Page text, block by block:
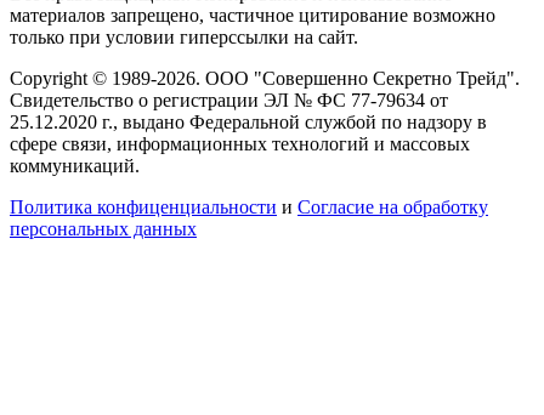
материалов запрещено, частичное цитирование возможно
только при условии гиперссылки на сайт.
Copyright © 1989-2026. ООО "Совершенно Секретно Трейд".
Свидетельство о регистрации ЭЛ № ФС 77-79634 от
25.12.2020 г., выдано Федеральной службой по надзору в
сфере связи, информационных технологий и массовых
коммуникаций.
Политика конфиценциальности и Согласие на обработку
персональных данных